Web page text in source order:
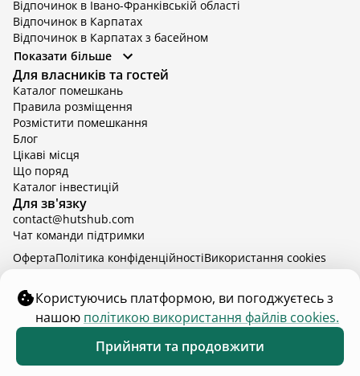
доба
30 серп. - 2 верес.2 дорослих
Забронювати
Відпочинок в Івано-Франківській області
Відпочинок в Карпатах
Відпочинок в Карпатах з басейном
Відпочинок в Київській області
Відпочинок в Київській області з басейном
Відпочинок в Тернопільській області
Відпочинок у Вінницькій області
Відпочинок в Яремче
Відпочинок у Львівській області з басейном
Відпочинок з басейном в Тернопільській області
Показати більше
Для власників та гостей
Каталог помешкань
Правила розміщення
Розмістити помешкання
Блог
Цікаві місця
Що поряд
Каталог інвестицій
Для зв'язку
contact@hutshub.com
Чат команди підтримки
hutshub | ©2026
ОфертаПолітика конфіденційностіBикористання cookies
Користуючись платформою, ви погоджуєтесь з
нашою політикою використання файлів cookies.
Прийняти та продовжити